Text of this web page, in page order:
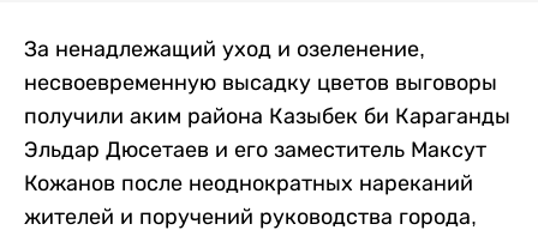
За ненадлежащий уход и озеленение,
несвоевременную высадку цветов выговоры
получили аким района Казыбек би Караганды
Эльдар Дюсетаев и его заместитель Максут
Кожанов после неоднократных нареканий
жителей и поручений руководства города,